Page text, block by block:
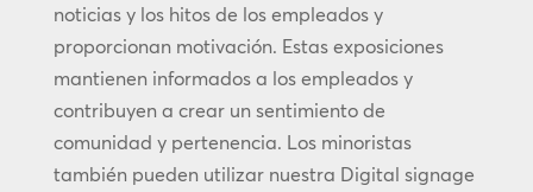
noticias y los hitos de los empleados y
proporcionan motivación. Estas exposiciones
mantienen informados a los empleados y
contribuyen a crear un sentimiento de
comunidad y pertenencia. Los minoristas
también pueden utilizar nuestra Digital signage